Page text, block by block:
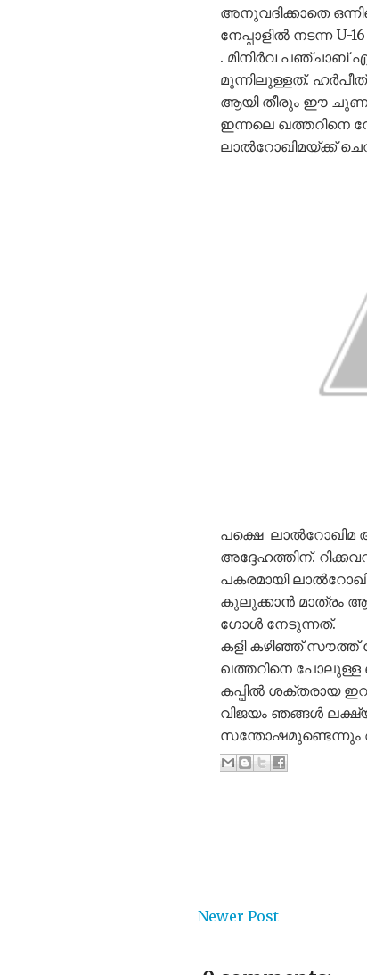
അനുവദിക്കാതെ
നേപ്പാളിൽ നടന്ന
. മിനിർവ പഞ്ചാബ്
മുന്നിലുള്ളത്. ഹർപീത്
ആയി തീരും ഈ
ഇന്നലെ ഖത്തറിനെ
ലാൽറോഖിമയ്ക്ക്
പക്ഷെ ലാൽറോഖിമ
അദ്ദേഹത്തിന്.
പകരമായി
കുലുക്കാൻ മാത്രം
ഗോൾ നേടുന്നത്.
കളി കഴിഞ്ഞ്
ഖത്തറിനെ
കപ്പിൽ ശക്തരായ
വിജയം ഞങ്ങൾ
സന്തോഷമുണ്ടെന്നും
Newer Post